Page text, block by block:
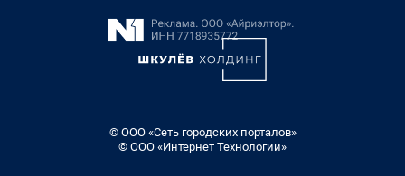
© ООО «Сеть городских порталов»
© ООО «Интернет Технологии»